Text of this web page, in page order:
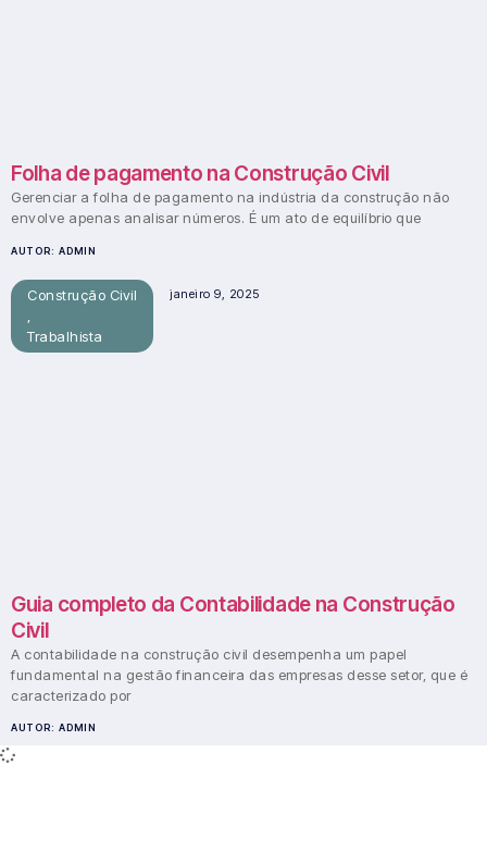
Folha de pagamento na Construção Civil
Gerenciar a folha de pagamento na indústria da construção não
envolve apenas analisar números. É um ato de equilíbrio que
AUTOR: ADMIN
Construção Civil
Trabalhista
janeiro 9, 2025
Guia completo da Contabilidade na Construção
Civil
A contabilidade na construção civil desempenha um papel
fundamental na gestão financeira das empresas desse setor, que é
caracterizado por
AUTOR: ADMIN